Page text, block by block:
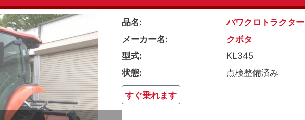
品名
パワクロトラクター
メーカー名
クボタ
型式
KL345
状態
点検整備済み
すぐ乗れます